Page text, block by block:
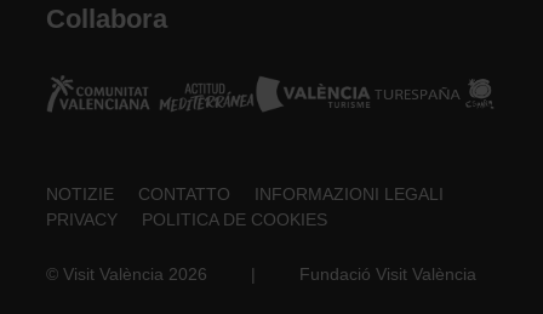
Collabora
Footer
NOTIZIE CONTATTO
INFORMAZIONI LEGALI
PRIVACY
POLITICA DE COOKIES
© Visit València 2026 | Fundació Visit València